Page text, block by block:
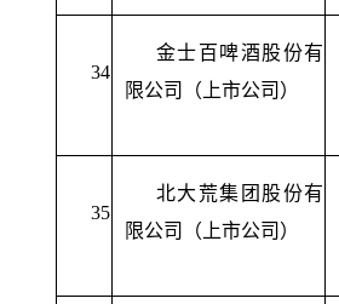
34
金士百啤酒股份有
限公司（上市公司）
35
北大荒集团股份有
限公司（上市公司）